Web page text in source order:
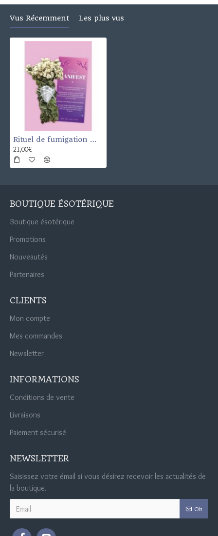
Vus Récemment Les plus vus
Rituel de fumigation Manifest
21,00€
BOUTIQUE ÉSOTÉRIQUE
Boutique ésotérique
Promotions
Nouveautés
Partenaires
CLIENTS
Mon compte
Mes commandes
Newsletter
INFORMATIONS
Conditions de vente
Livraisons
Paiement sécurisé
NEWSLETTER
Saisissez votre émail si vous désirez recevoir les actualités de
la boutique.
Ok